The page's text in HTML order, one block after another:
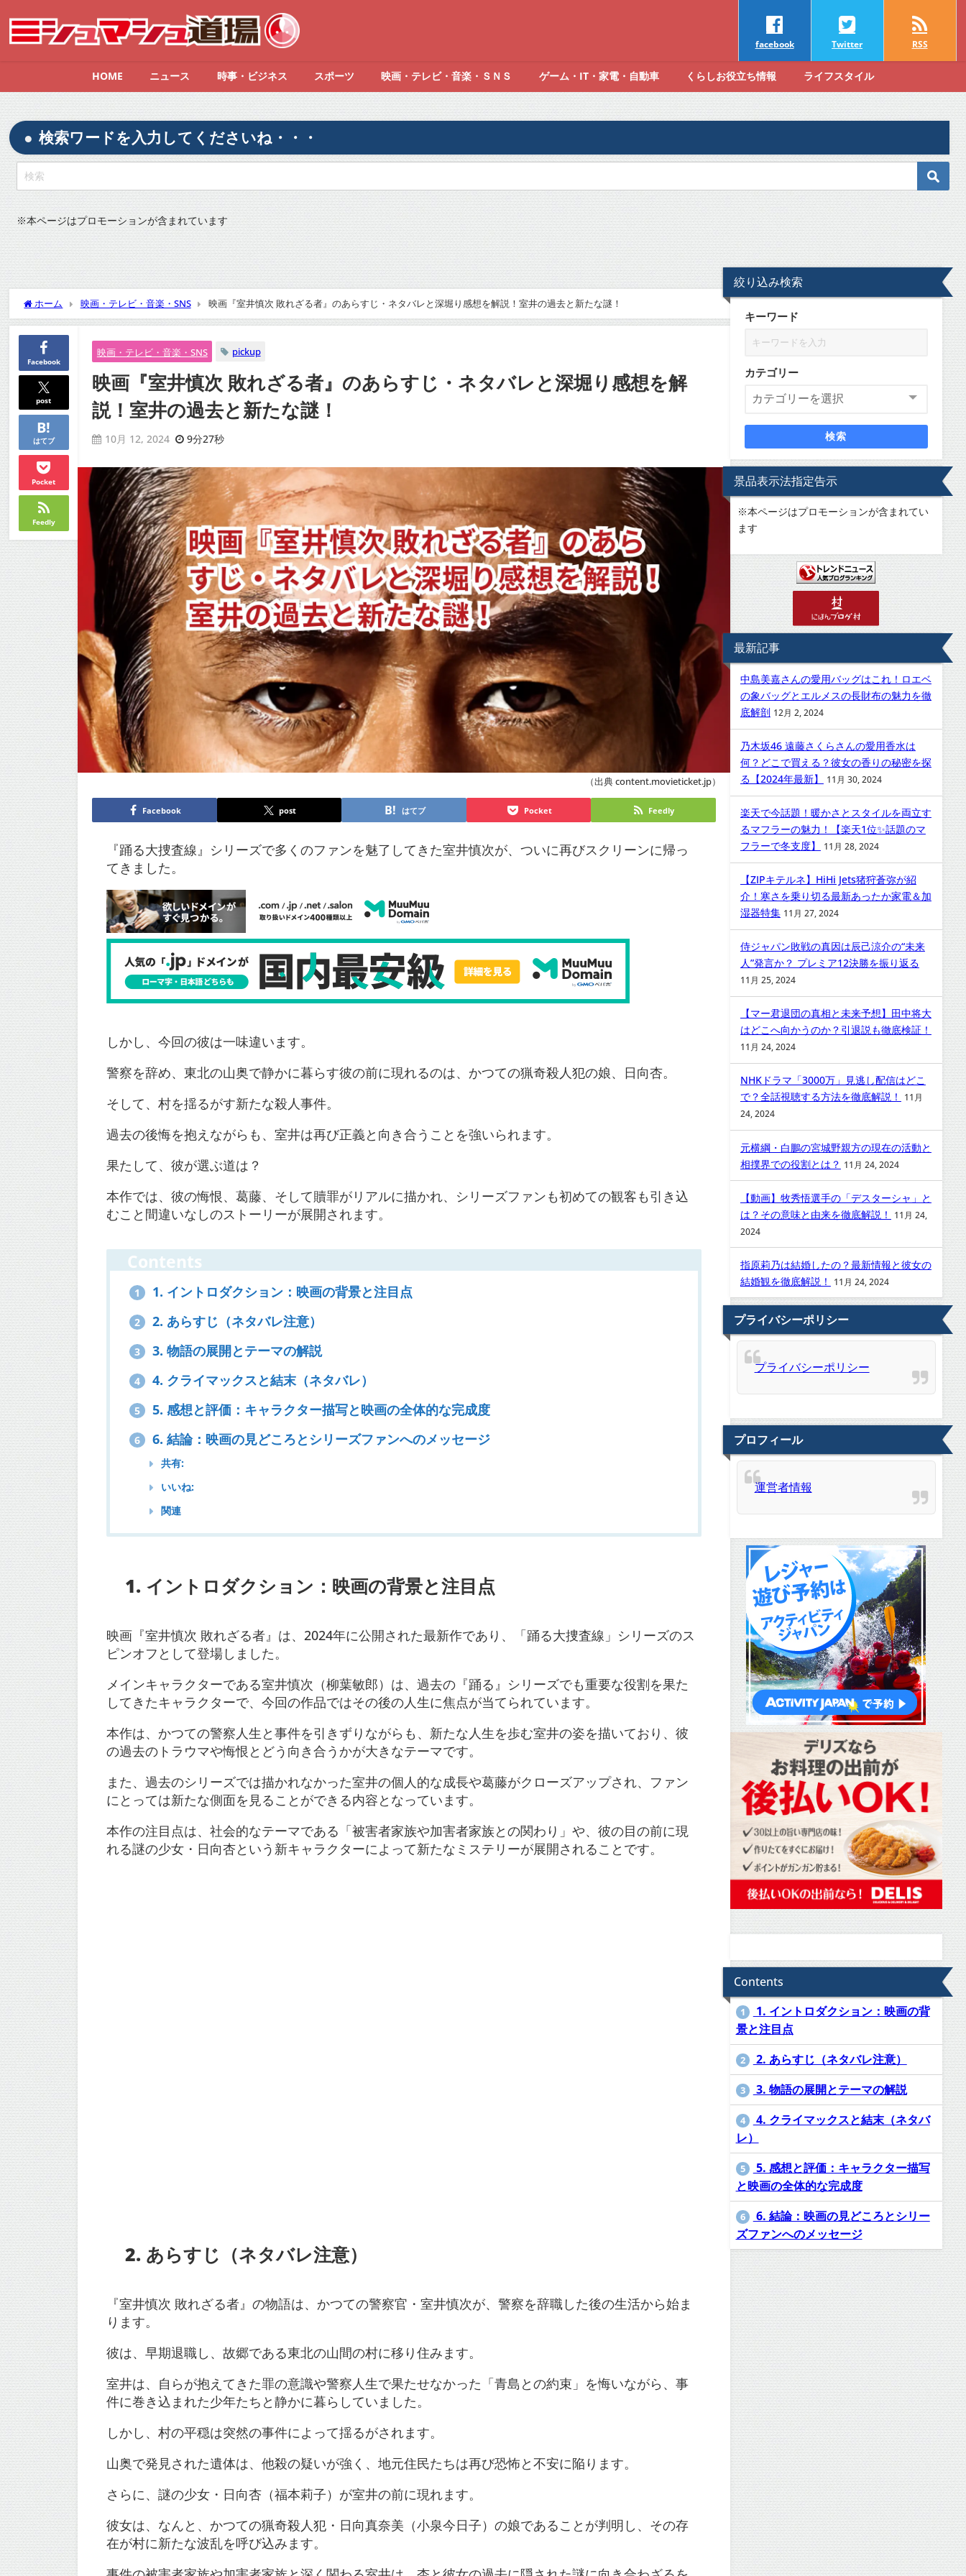
facebook Twitter RSS
HOME ニュース 時事・ビジネス スポーツ 映画・テレビ・音楽・ＳＮＳ ゲーム・IT・家電・自動車 くらしお役立ち情報 ライフスタイル
検索ワードを入力してくださいね・・・
※本ページはプロモーションが含まれています
ホーム 映画・テレビ・音楽・SNS 映画『室井慎次 敗れざる者』のあらすじ・ネタバレと深堀り感想を解説！室井の過去と新たな謎！
Facebook
post
はてブ
Pocket
Feedly
映画・テレビ・音楽・SNS pickup
映画『室井慎次 敗れざる者』のあらすじ・ネタバレと深堀り感想を解
説！室井の過去と新たな謎！
10月 12, 2024 9分27秒
（出典 content.movieticket.jp）
Facebook post はてブ Pocket Feedly
『踊る大捜査線』シリーズで多くのファンを魅了してきた室井慎次が、ついに再びスクリーンに帰っ
てきました。
しかし、今回の彼は一味違います。
警察を辞め、東北の山奥で静かに暮らす彼の前に現れるのは、かつての猟奇殺人犯の娘、日向杏。
そして、村を揺るがす新たな殺人事件。
過去の後悔を抱えながらも、室井は再び正義と向き合うことを強いられます。
果たして、彼が選ぶ道は？
本作では、彼の悔恨、葛藤、そして贖罪がリアルに描かれ、シリーズファンも初めての観客も引き込
むこと間違いなしのストーリーが展開されます。
Contents
1 1. イントロダクション：映画の背景と注目点
2 2. あらすじ（ネタバレ注意）
3 3. 物語の展開とテーマの解説
4 4. クライマックスと結末（ネタバレ）
5 5. 感想と評価：キャラクター描写と映画の全体的な完成度
6 6. 結論：映画の見どころとシリーズファンへのメッセージ
共有:
いいね:
関連
1. イントロダクション：映画の背景と注目点
映画『室井慎次 敗れざる者』は、2024年に公開された最新作であり、「踊る大捜査線」シリーズのス
ピンオフとして登場しました。
メインキャラクターである室井慎次（柳葉敏郎）は、過去の『踊る』シリーズでも重要な役割を果た
してきたキャラクターで、今回の作品ではその後の人生に焦点が当てられています。
本作は、かつての警察人生と事件を引きずりながらも、新たな人生を歩む室井の姿を描いており、彼
の過去のトラウマや悔恨とどう向き合うかが大きなテーマです。
また、過去のシリーズでは描かれなかった室井の個人的な成長や葛藤がクローズアップされ、ファン
にとっては新たな側面を見ることができる内容となっています。
本作の注目点は、社会的なテーマである「被害者家族や加害者家族との関わり」や、彼の目の前に現
れる謎の少女・日向杏という新キャラクターによって新たなミステリーが展開されることです​。
2. あらすじ（ネタバレ注意）
『室井慎次 敗れざる者』の物語は、かつての警察官・室井慎次が、警察を辞職した後の生活から始ま
ります。
彼は、早期退職し、故郷である東北の山間の村に移り住みます。
室井は、自らが抱えてきた罪の意識や警察人生で果たせなかった「青島との約束」を悔いながら、事
件に巻き込まれた少年たちと静かに暮らしていました​。
しかし、村の平穏は突然の事件によって揺るがされます。
山奥で発見された遺体は、他殺の疑いが強く、地元住民たちは再び恐怖と不安に陥ります。
さらに、謎の少女・日向杏（福本莉子）が室井の前に現れます。
彼女は、なんと、かつての猟奇殺人犯・日向真奈美（小泉今日子）の娘であることが判明し、その存
在が村に新たな波乱を呼び込みます​。
絞り込み検索
キーワード
カテゴリー
検索
景品表示法指定告示
※本ページはプロモーションが含まれてい
ます
最新記事
中島美嘉さんの愛用バッグはこれ！ロエベ
の象バッグとエルメスの長財布の魅力を徹
底解剖 12月 2, 2024
乃木坂46 遠藤さくらさんの愛用香水は
何？どこで買える？彼女の香りの秘密を探
る【2024年最新】
11月 30, 2024
楽天で今話題！暖かさとスタイルを両立す
るマフラーの魅力！【楽天1位✨話題のマ
フラーで冬支度】
11月 28, 2024
【ZIPキテルネ】HiHi Jets猪狩蒼弥が紹
介！寒さを乗り切る最新あったか家電＆加
湿器特集 11月 27, 2024
侍ジャパン敗戦の真因は辰己涼介の“未来
人”発言か？ プレミア12決勝を振り返る
11月 25, 2024
【マー君退団の真相と未来予想】田中将大
はどこへ向かうのか？引退説も徹底検証！
11月 24, 2024
NHKドラマ「3000万」見逃し配信はどこ
で？全話視聴する方法を徹底解説！
11月
24, 2024
元横綱・白鵬の宮城野親方の現在の活動と
相撲界での役割とは？ 11月 24, 2024
【動画】牧秀悟選手の「デスターシャ」と
は？その意味と由来を徹底解説！
11月 24,
2024
指原莉乃は結婚したの？最新情報と彼女の
結婚観を徹底解説！
11月 24, 2024
プライバシーポリシー
プライバシーポリシー
プロフィール
運営者情報
Contents
1
1. イントロダクション：映画の背
景と注目点
2 2. あらすじ（ネタバレ注意）
3 3. 物語の展開とテーマの解説
4
4. クライマックスと結末（ネタバ
レ）
5
5. 感想と評価：キャラクター描写
と映画の全体的な完成度
6
6. 結論：映画の見どころとシリー
ズファンへのメッセージ